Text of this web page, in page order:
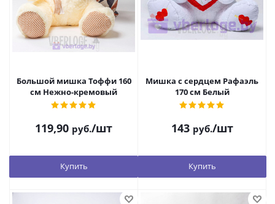
Большой мишка Тоффи 160
см Нежно-кремовый
119,90 руб./шт
Купить
Мишка с сердцем Рафаэль
170 см Белый
143 руб./шт
Купить